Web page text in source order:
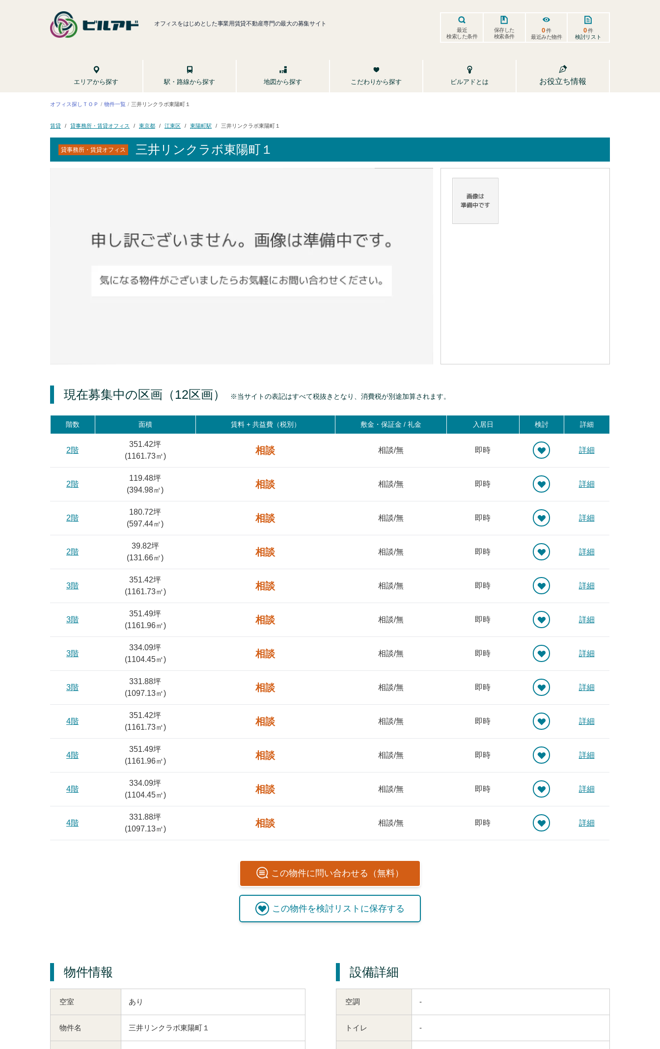
オフィスをはじめとした事業用賃貸不動産専門の最大の募集サイト
最近
検索した条件
保存した
検索条件
0件
最近みた物件
0件
検討リスト
エリアから探す 駅・路線から探す 地図から探す こだわりから探す ビルアドとは お役立ち情報
オフィス探しＴＯＰ 物件一覧 三井リンクラボ東陽町１
賃貸 貸事務所・賃貸オフィス 東京都 江東区 東陽町駅 三井リンクラボ東陽町１
貸事務所・賃貸オフィス 三井リンクラボ東陽町１
現在募集中の区画 （12区画） ※当サイトの表記はすべて税抜きとなり、消費税が別途加算されます。
階数 面積 賃料 +共益費（税別） 敷金・保証金 / 礼金 入居日 検討 詳細
2階
351.42坪
(1161.73㎡)
相談 相談/無 即時 詳細
2階
119.48坪
(394.98㎡)
相談 相談/無 即時 詳細
2階
180.72坪
(597.44㎡)
相談 相談/無 即時 詳細
2階
39.82坪
(131.66㎡)
相談 相談/無 即時 詳細
3階
351.42坪
(1161.73㎡)
相談 相談/無 即時 詳細
3階
351.49坪
(1161.96㎡)
相談 相談/無 即時 詳細
3階
334.09坪
(1104.45㎡)
相談 相談/無 即時 詳細
3階
331.88坪
(1097.13㎡)
相談 相談/無 即時 詳細
4階
351.42坪
(1161.73㎡)
相談 相談/無 即時 詳細
4階
351.49坪
(1161.96㎡)
相談 相談/無 即時 詳細
4階
334.09坪
(1104.45㎡)
相談 相談/無 即時 詳細
4階
331.88坪
(1097.13㎡)
相談 相談/無 即時 詳細
この物件に問い合わせる（無料）
この物件を検討リストに保存する
物件情報
空室 あり
物件名 三井リンクラボ東陽町１
設備詳細
空調 -
トイレ -